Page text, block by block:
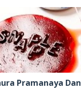
Pramanaya